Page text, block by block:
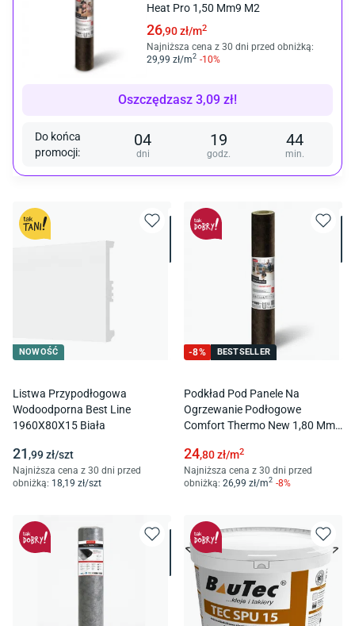
Heat Pro 1,50 Mm9 M2
26,90 zł/m2
Najniższa cena z 30 dni przed obniżką:
29,99 zł/m2 -10%
Oszczędzasz 3,09 zł!
Do końca
promocji:
04
dni
19
godz.
44
min.
NOWOŚĆ
Listwa Przypodłogowa
Wodoodporna Best Line
1960X80X15 Biała
21 ,99zł/szt
Najniższa cena z 30 dni przed
obniżką: 18 ,19 zł/szt
-8% BESTSELLER
Podkład Pod Panele Na
Ogrzewanie Podłogowe
Comfort Thermo New 1,80 Mm
24,80zł/m2
Najniższa cena z 30 dni przed
obniżką: 26,99 zł/m2 -8%